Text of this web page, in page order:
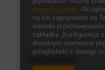
warunki Google.
na ich zapisywanie na
warunki
zakładkę „Konfiguracja
dowolnym momencie
przeglądarki z danego